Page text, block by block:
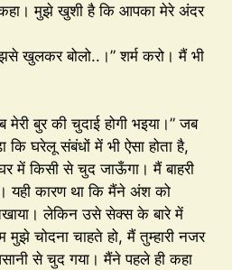
मुझे खुशी है कि आपका मेरे अंदर
खुलकर बोलो..।” शर्म करो। मैं भी
बुर की चुदाई होगी भइया।” जब
कि घरेलू संबंधों में भी ऐसा होता है,
में किसी से चुद जाऊँगा। मैं बाहरी
यही कारण था कि मैंने अंश को
लेकिन उसे सेक्स के बारे में
मुझे चोदना चाहते हो, मैं तुम्हारी नजर
से चुद गया। मैंने पहले ही कहा